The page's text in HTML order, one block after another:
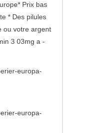
Prix bas
* Des pilules
ou votre argent
3 03mg a -
europa-
europa-